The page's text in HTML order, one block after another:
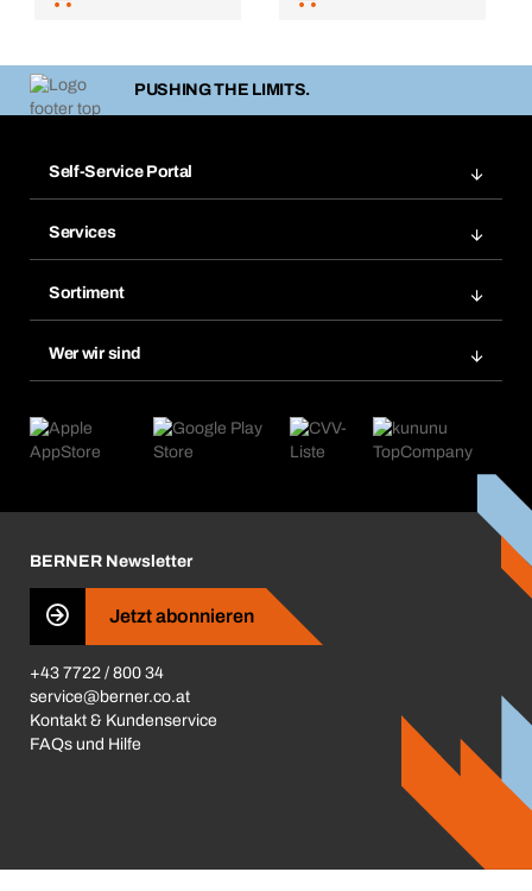
PUSHING THE LIMITS.
Self-Service Portal
Merklisten
Nachbestellungen
Abo-Funktion
Services
Chemical Safety Management
eProcurement
Produktfinder
Sortiment
Kataloge & Broschüren
Wer wir sind
Was uns antreibt
Presse
Business Conduct
BERNER Newsletter
Jetzt abonnieren
+43 7722 / 800 34
service@berner.co.at
Kontakt & Kundenservice
FAQs und Hilfe